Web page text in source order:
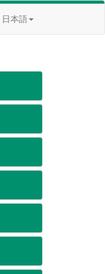
日本語